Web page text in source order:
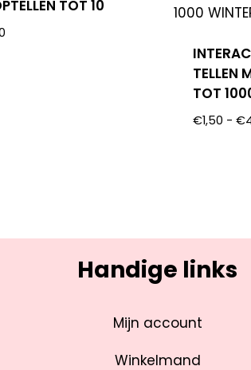
TOT 10
TELLEN
TOT
€1,50 - €
Handige links
Mijn account
Winkelmand